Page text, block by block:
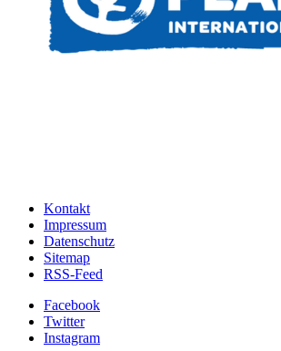
Kontakt
Impressum
Datenschutz
Sitemap
RSS-Feed
Facebook
Twitter
Instagram